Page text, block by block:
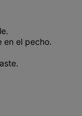
en el pecho.